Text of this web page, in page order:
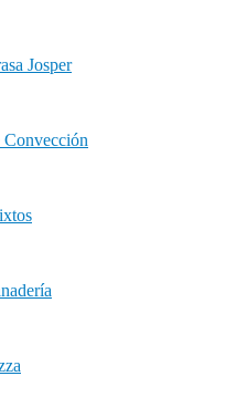
Josper